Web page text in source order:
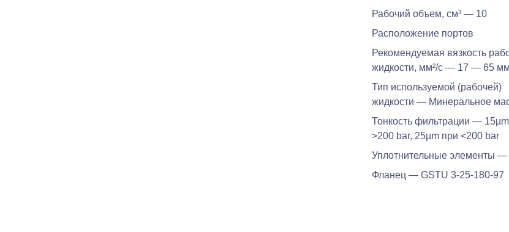
Рабочий объем, см³ — 10
Расположение портов
Рекомендуемая вязкость
жидкости, мм²/с — 17 — 65
Тип используемой (рабочей)
жидкости — Минеральное
Тонкость фильтрации —
>200 bar, 25µm при <200 bar
Уплотнительные элементы —
Фланец — GSTU 3-25-180-97